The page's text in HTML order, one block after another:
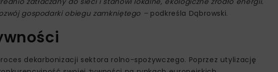
gospodarki obiegu zamkniętego –podkreśla Dąbrowski.
dekarbonizacji sektora rolno-spożywczego. Poprzez utylizację